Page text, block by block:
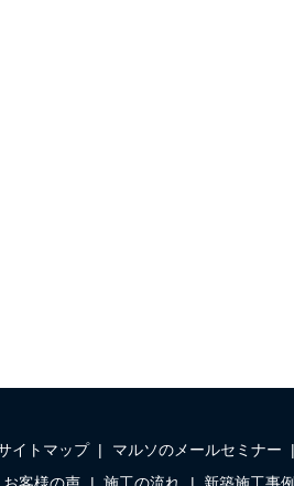
イトマップ マルソのメールセミナー